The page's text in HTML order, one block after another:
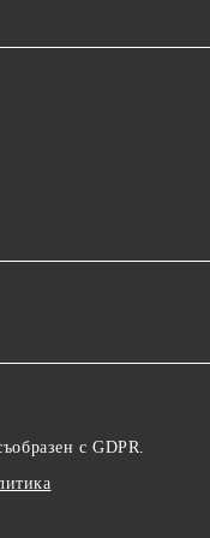
с GDPR.